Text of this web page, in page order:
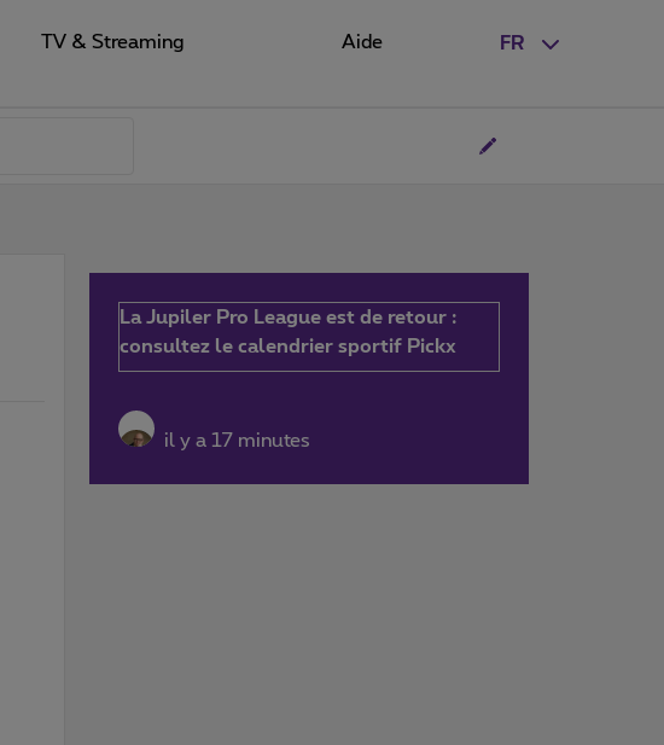
FR
TV & Streaming Aide
La Jupiler Pro League est de retour :
consultez le calendrier sportif Pickx
il y a 17 minutes